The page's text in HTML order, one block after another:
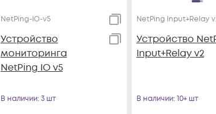
NetPing-IO-v5
Устройство
мониторинга
NetPing IO v5
В наличии: 3 шт
NetPing Input+Relay
Устройство
Input+Relay v2
В наличии: 10+ шт